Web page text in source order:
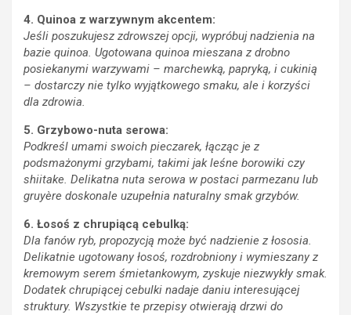
4. Quinoa z warzywnym akcentem:
Jeśli poszukujesz zdrowszej opcji, wypróbuj nadzienia na
bazie quinoa. Ugotowana quinoa mieszana z drobno
posiekanymi warzywami – marchewką, papryką, i cukinią
– dostarczy nie tylko wyjątkowego smaku, ale i korzyści
dla zdrowia.
5. Grzybowo-nuta serowa:
Podkreśl umami swoich pieczarek, łącząc je z
podsmażonymi grzybami, takimi jak leśne borowiki czy
shiitake. Delikatna nuta serowa w postaci parmezanu lub
gruyère doskonale uzupełnia naturalny smak grzybów.
6. Łosoś z chrupiącą cebulką:
Dla fanów ryb, propozycją może być nadzienie z łososia.
Delikatnie ugotowany łosoś, rozdrobniony i wymieszany z
kremowym serem śmietankowym, zyskuje niezwykły smak.
Dodatek chrupiącej cebulki nadaje daniu interesującej
struktury. Wszystkie te przepisy otwierają drzwi do